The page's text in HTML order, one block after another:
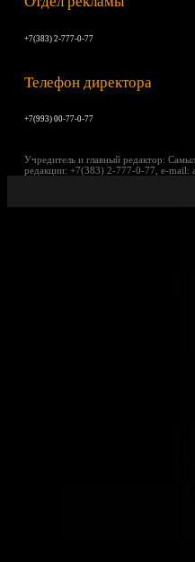
+7(383) 2-777-0-77
Телефон директора
+7(993) 00-77-0-77
Учредитель и главный редактор:
редакции: +7(383) 2-777-0-77, e-mail: